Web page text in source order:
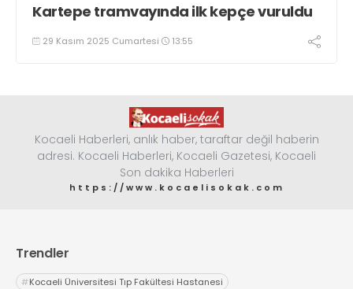
Kartepe tramvayında ilk kepçe vuruldu
29 Kasım 2025 Cumartesi 13:55
Kocaeli Haberleri, anlık haber, taraftar değil haberin
adresi. Kocaeli Haberleri, Kocaeli Gazetesi, Kocaeli
Son dakika Haberleri
https://www.kocaelisokak.com
Trendler
#Kocaeli Üniversitesi Tıp Fakültesi Hastanesi